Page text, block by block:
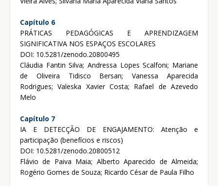
Capítulo 6
PRÁTICAS PEDAGÓGICAS E APRENDIZAGEM
SIGNIFICATIVA NOS ESPAÇOS ESCOLARES
DOI: 10.5281/zenodo.20800495
Cláudia Fantin Silva; Andressa Lopes Scalfoni; Mariane
de Oliveira Tidisco Bersan; Vanessa Aparecida
Rodrigues; Valeska Xavier Costa; Rafael de Azevedo
Melo
Capítulo 7
IA E DETECÇÃO DE ENGAJAMENTO: Atenção e
participação (benefícios e riscos)
DOI: 10.5281/zenodo.20800512
Flávio de Paiva Maia; Alberto Aparecido de Almeida;
Rogério Gomes de Souza; Ricardo César de Paula Filho